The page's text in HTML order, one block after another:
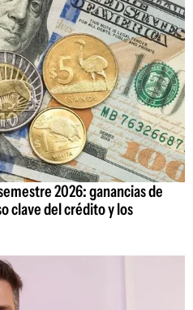
2026: ganancias de
clave del crédito y los